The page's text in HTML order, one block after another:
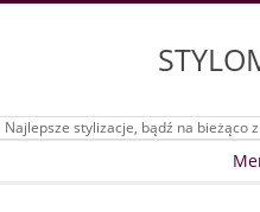
Najlepsze stylizacje, bądź na bieżąco